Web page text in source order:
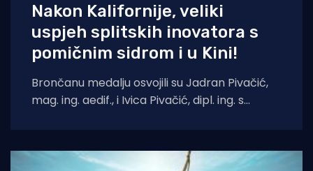
Nakon Kalifornije, veliki
uspjeh splitskih inovatora s
pomičnim sidrom i u Kini!
Brončanu medalju osvojili su Jadran Pivačić,
mag. ing. aedif., i Ivica Pivačić, dipl. ing. s